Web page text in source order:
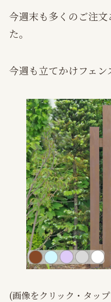
今週末も多くのご注
た。
今週も立てかけフェ
(画像をクリック・タッ